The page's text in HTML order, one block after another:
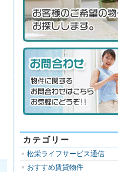
カテゴリー
松栄ライフサービス通信
おすすめ賃貸物件